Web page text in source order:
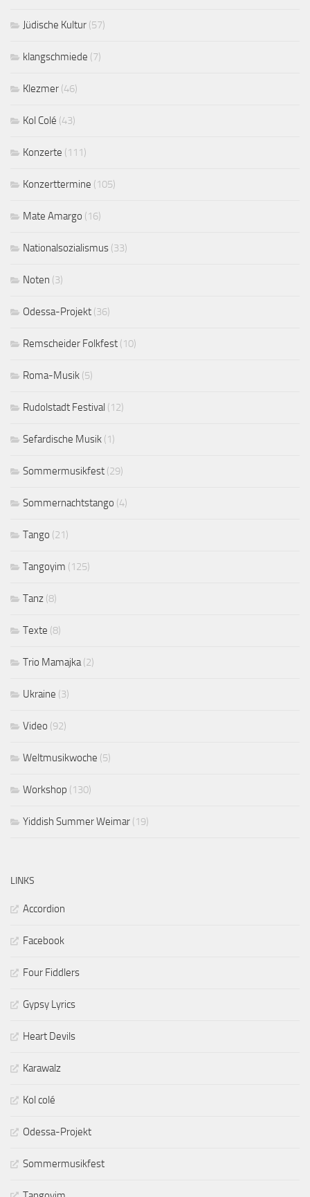
Jüdische Kultur (57)
klangschmiede (7)
Klezmer (46)
Kol Colé (43)
Konzerte (111)
Konzerttermine (105)
Mate Amargo (16)
Nationalsozialismus (33)
Noten (3)
Odessa-Projekt (36)
Remscheider Folkfest (10)
Roma-Musik (5)
Rudolstadt Festival (12)
Sefardische Musik (1)
Sommermusikfest (29)
Sommernachtstango (4)
Tango (21)
Tangoyim (125)
Tanz (8)
Texte (8)
Trio Mamajka(2)
Ukraine (3)
Video (92)
Weltmusikwoche (5)
Workshop (130)
Yiddish Summer Weimar (19)
LINKS
Accordion
Facebook
Four Fiddlers
Gypsy Lyrics
Heart Devils
Karawalz
Kol colé
Odessa-Projekt
Sommermusikfest